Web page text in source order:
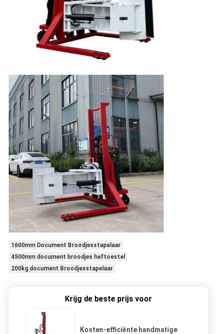
1600mm Document Broodjesstapelaar
4500mm document broodjes heftoestel
200kg document Broodjesstapelaar
Krijg de beste prijs voor
Kosten-efficiënte handmatige